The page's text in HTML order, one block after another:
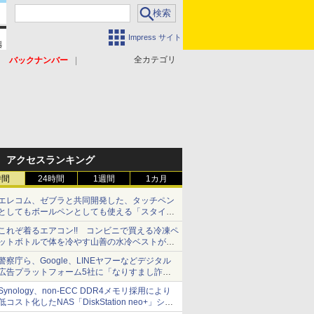
Impress サイト
全カテゴリ
バックナンバー
アクセスランキング
24時間 1週間 1カ月
レコム、ゼブラと共同開発した、タッチペン
してもボールペンとしても使える「スタイラ
ツーウェイ」発売 iPadにも紙にも、持ち替
ずに書き込める
れぞ着るエアコン!! コンビニで買える冷凍ペ
トボトルで体を冷やす山善の水冷ベストがロ
ドバイクにちょうどいい【ぼっち・ざ・ろー
！その14】【空いた時間でなにしてる？】
察庁ら、Google、LINEヤフーなどデジタル
告プラットフォーム5社に「なりすまし詐欺
告」対策強化を要請 著名人の写真や映像を
った投資詐欺などへの対策として
、non-ECC DDR4メモリ採用により
コスト化したNAS「DiskStation neo+」シリ